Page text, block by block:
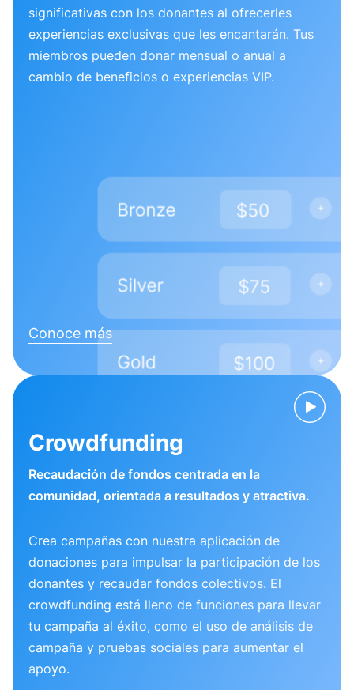
significativas con los donantes al ofrecerles
experiencias exclusivas que les encantarán. Tus
miembros pueden donar mensual o anual a
cambio de beneficios o experiencias VIP.
Conoce más
Crowdfunding
Recaudación de fondos centrada en la
comunidad, orientada a resultados y atractiva.
Crea campañas con nuestra aplicación de
donaciones para impulsar la participación de los
donantes y recaudar fondos colectivos. El
crowdfunding está lleno de funciones para llevar
tu campaña al éxito, como el uso de análisis de
campaña y pruebas sociales para aumentar el
apoyo.